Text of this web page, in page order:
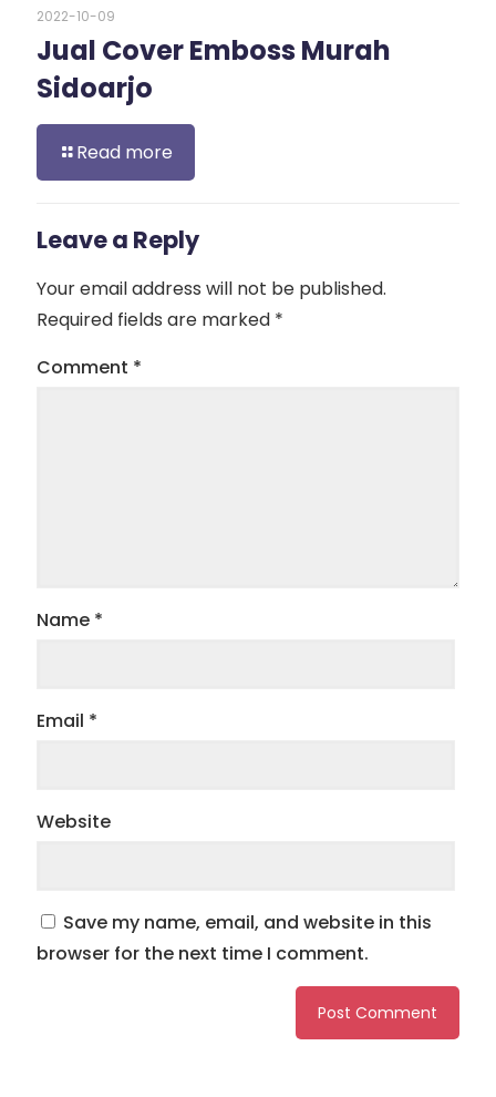
2022-10-09
Jual Cover Emboss Murah
Sidoarjo
Read more
Leave a Reply
Your email address will not be published.
Required fields are marked *
Comment *
Name *
Email *
Website
Save my name, email, and website in this
browser for the next time I comment.